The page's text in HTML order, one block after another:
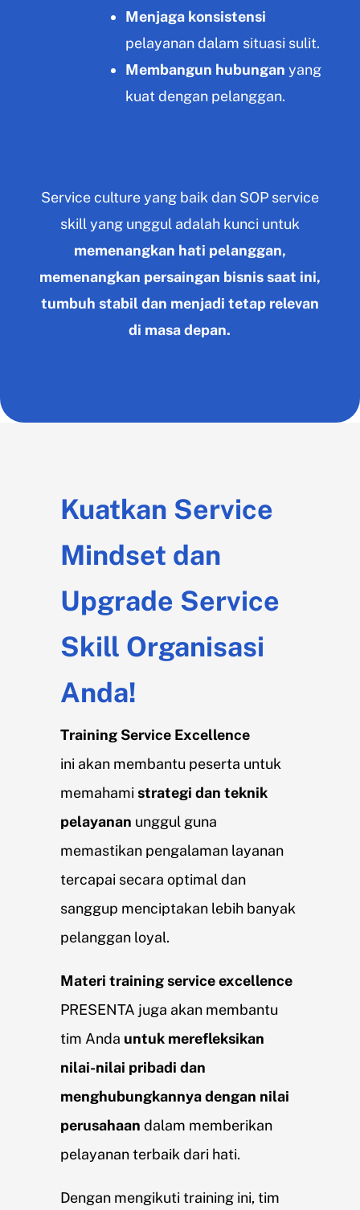
Menjaga konsistensi
pelayanan dalam situasi sulit.
Membangun hubungan yang
kuat dengan pelanggan.
Service culture yang baik dan SOP service
skill yang unggul adalah kunci untuk
memenangkan hati pelanggan,
memenangkan persaingan bisnis saat ini,
tumbuh stabil dan menjadi tetap relevan
di masa depan.
Kuatkan Service
Mindset dan
Upgrade Service
Skill Organisasi
Anda!
Training Service Excellence
ini akan membantu peserta untuk
memahami strategi dan teknik
pelayanan unggul guna
memastikan pengalaman layanan
tercapai secara optimal dan
sanggup menciptakan lebih banyak
pelanggan loyal.
Materi training service excellence
PRESENTA juga akan membantu
tim Anda untuk merefleksikan
nilai-nilai pribadi dan
menghubungkannya dengan nilai
perusahaan dalam memberikan
pelayanan terbaik dari hati.
Dengan mengikuti training ini, tim